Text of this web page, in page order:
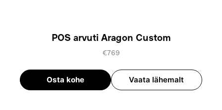
POS arvuti Aragon Custom
€769
Osta kohe Vaata lähemalt